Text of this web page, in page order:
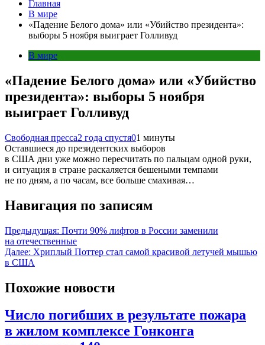
Главная
В мире
«Падение Белого дома» или «Убийство президента»:
выборы 5 ноября выиграет Голливуд
В мире
«Падение Белого дома» или «Убийство
президента»: выборы 5 ноября
выиграет Голливуд
Свободная пресса2 года спустя01 минуты
Оставшиеся до президентских выборов
в США дни уже можно пересчитать по пальцам одной руки,
и ситуация в стране раскаляется бешеными темпами
не по дням, а по часам, все больше смахивая…
Навигация по записям
Предыдущая: Почти 90% лифтов в России заменили
на отечественные
Далее: Хриплый Поттер стал самой красивой летучей мышью
в США
Похожие новости
Число погибших в результате пожара
в жилом комплексе Гонконга